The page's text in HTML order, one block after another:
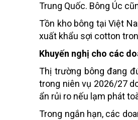
Trung Quốc. Bông Úc
Tồn kho bông tại Việt
xuất khẩu sợi cotton
Khuyến nghị cho các
Thị trường bông đang
trong niên vụ 2026/27
ẩn rủi ro nếu lạm phát
Trong ngắn hạn, các